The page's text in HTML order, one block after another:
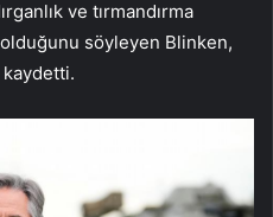
ve tırmandırma
söyleyen Blinken,
kaydetti.